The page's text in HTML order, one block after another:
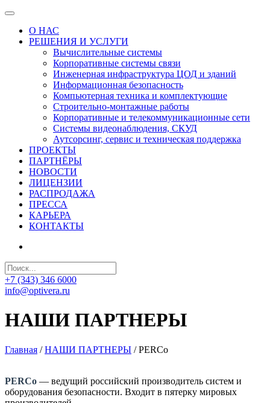
О НАС
РЕШЕНИЯ И УСЛУГИ
Вычислительные системы
Корпоративные системы связи
Инженерная инфраструктура ЦОД и зданий
Информационная безопасность
Компьютерная техника и комплектующие
Строительно-монтажные работы
Корпоративные и телекоммуникационные сети
Системы видеонаблюдения, СКУД
Аутсорсинг, сервис и техническая поддержка
ПРОЕКТЫ
ПАРТНЁРЫ
НОВОСТИ
ЛИЦЕНЗИИ
РАСПРОДАЖА
ПРЕССА
КАРЬЕРА
КОНТАКТЫ
+7 (343) 346 6000
info@optivera.ru
НАШИ ПАРТНЕРЫ
Главная / НАШИ ПАРТНЕРЫ / PERCo
PERCo — ведущий российский производитель систем и
оборудования безопасности. Входит в пятерку мировых